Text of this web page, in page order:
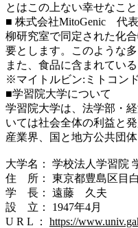
とはこの上ない幸せなこ
■ 株式会社MitoGenic 代
柳研究室で同定された化
要とします。このような
また、食品に含まれてい
※マイトルビン:ミトコン
■学習院大学について
学習院大学は、法学部・
いては社会全体の利益と
産業界、国と地方公共団
大学名： 学校法人学習院
住 所： 東京都豊島区目白
学 長： 遠藤 久夫
設 立： 1947年4月
U R L ： https://